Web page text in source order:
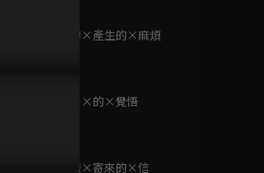
第11集 賭博×產生的×麻煩
第12集 最後×的×覺悟
第13集 小傑×寄來的×信
已完結 / 共 40 集